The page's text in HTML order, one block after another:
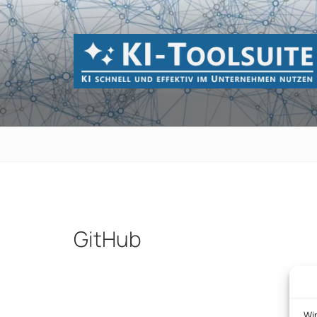
Zum
Inhalt
springen
KI-
KI schnell und effektiv im Unternehmen
GitHub